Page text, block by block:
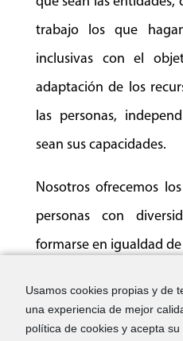
Usamos cookies propias y de
una experiencia de mejor
política de cookies y acepta
trabajo los que
inclusivas con el
adaptación de los
las personas,
sean sus capacidades.
Nosotros ofrecemos
personas con
formarse en igualdad